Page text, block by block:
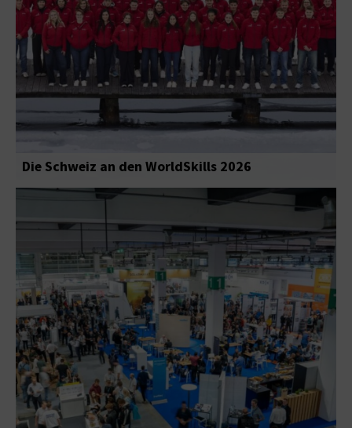
Die Schweiz an den WorldSkills 2026